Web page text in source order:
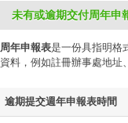
未有或逾期交付周年申
周年申報表是一份具指明格
資料，例如註冊辦事處地址
逾期提交週年申報表時間